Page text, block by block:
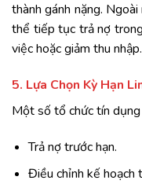
thành gánh nặng.
thể tiếp tục trả nợ
việc hoặc giảm thu nhập.
5. Lựa Chọn Kỳ Hạn
Một số tổ chức tín dụng
Trả nợ trước hạn.
Điều chỉnh kế hoạch